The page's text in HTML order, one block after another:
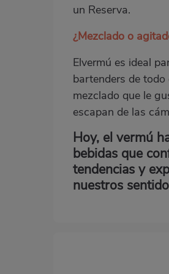
un Reserva.
¿Mezclado o
Elvermú es ideal
bartenders de
mezclado que le
escapan de las
Hoy, el vermú
bebidas que
tendencias y
nuestros